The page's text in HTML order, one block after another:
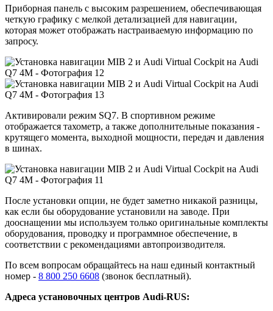
Приборная панель с высоким разрешением, обеспечивающая
четкую графику с мелкой детализацией для навигации,
которая может отображать настраиваемую информацию по
запросу.
Активировали режим SQ7. В спортивном режиме
отображается тахометр, а также дополнительные показания -
крутящего момента, выходной мощности, передач и давления
в шинах.
После установки опции, не будет заметно никакой разницы,
как если бы оборудование установили на заводе. При
дооснащении мы используем только оригинальные комплекты
оборудования, проводку и программное обеспечение, в
соответствии с рекомендациями автопроизводителя.
По всем вопросам обращайтесь на наш единый контактный
номер - 8 800 250 6608 (звонок бесплатный).
Адреса установочных центров Audi-RUS: